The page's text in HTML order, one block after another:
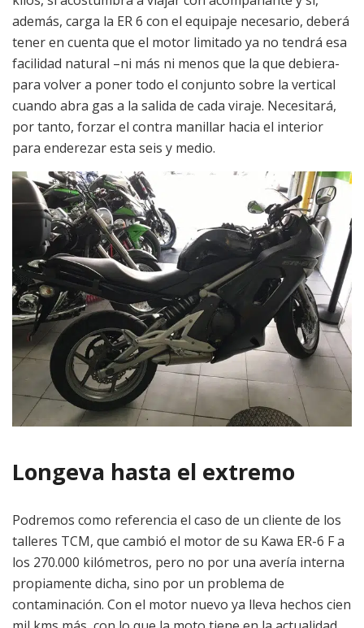
además, carga la ER 6 con el equipaje necesario, deberá
tener en cuenta que el motor limitado ya no tendrá esa
facilidad natural –ni más ni menos que la que debiera-
para volver a poner todo el conjunto sobre la vertical
cuando abra gas a la salida de cada viraje. Necesitará,
por tanto, forzar el contra manillar hacia el interior
para enderezar esta seis y medio.
Longeva hasta el extremo
Podremos como referencia el caso de un cliente de los
talleres TCM, que cambió el motor de su Kawa ER-6 F a
los 270.000 kilómetros, pero no por una avería interna
propiamente dicha, sino por un problema de
contaminación. Con el motor nuevo ya lleva hechos cien